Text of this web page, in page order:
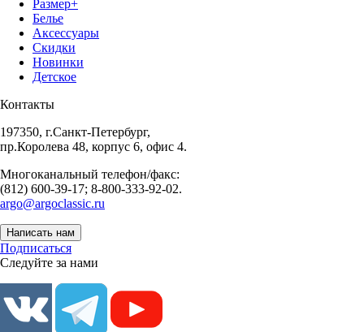
Размер+
Белье
Аксессуары
Скидки
Новинки
Детское
Контакты
197350, г.Санкт-Петербург,
пр.Королева 48, корпус 6, офис 4.
Многоканальный телефон/факс:
(812) 600-39-17; 8-800-333-92-02.
argo@argoclassic.ru
Написать нам
Подписаться
Следуйте за нами